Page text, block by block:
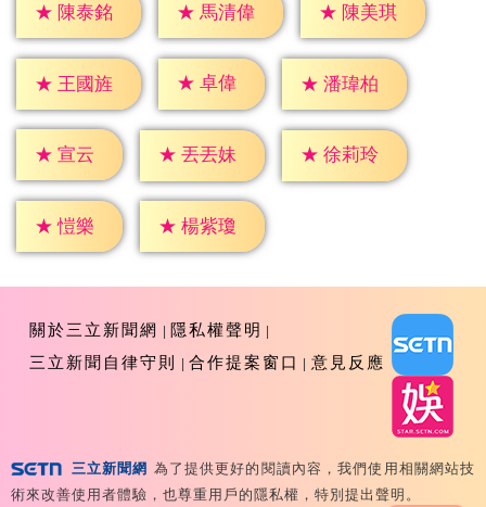
★ 陳泰銘 ★ 馬清偉 ★ 陳美琪
★ 王國旌 ★ 卓偉 ★ 潘瑋柏
★ 宣云 ★ 丟丟妹 ★ 徐莉玲
★ 愷樂 ★ 楊紫瓊
關於三立新聞網
隱私權聲明
三立新聞自律守則
合作提案窗口 意見反應
Copyright ©2026 Sanlih E-Television All Rights
三立新聞網 為了提供更好的閱讀內容，我們使用相關網站技
術來改善使用者體驗，也尊重用戶的隱私權，特別提出聲明。